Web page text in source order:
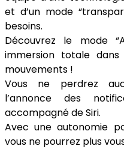
et d’un mode
besoins.
Découvrez le mode
immersion totale
mouvements !
Vous ne perdrez
l’annonce des
accompagné de Siri.
Avec une autonomie
vous ne pourrez plus